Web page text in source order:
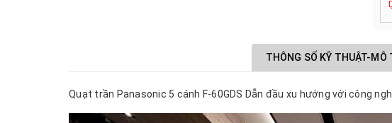
THÔNG SỐ KỸ THUẬT-MÔ
Quạt trần Panasonic 5 cánh F-60GDS Dẫn đầu xu hướng với công